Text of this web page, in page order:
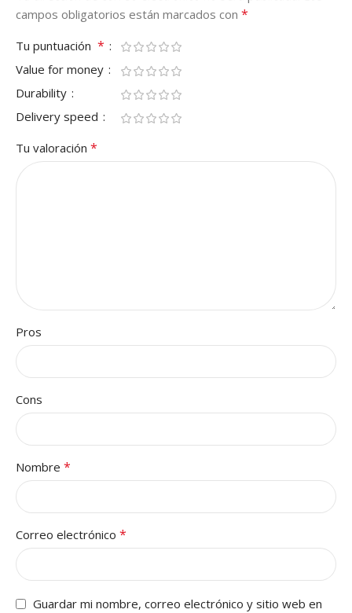
campos obligatorios están marcados con *
Tu puntuación *
Value for money
Durability
Delivery speed
Tu valoración *
Pros
Cons
Nombre *
Correo electrónico *
Guardar mi nombre, correo electrónico y sitio web en